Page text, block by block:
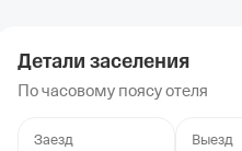
Детали заселения
По часовому поясу отеля
Заезд Выезд